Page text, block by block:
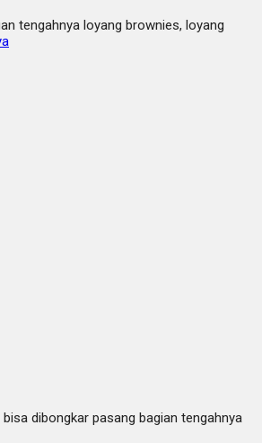
tengahnya loyang brownies, loyang
dibongkar pasang bagian tengahnya